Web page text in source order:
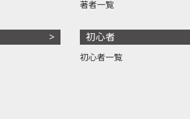
著者一覧
初心者
初心者一覧